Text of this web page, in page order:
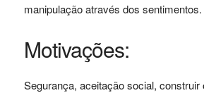
manipulação através dos sentimentos.
Motivações:
Segurança, aceitação social, construir